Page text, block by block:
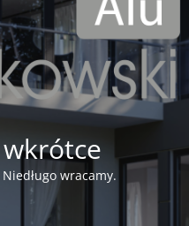
wracamy.